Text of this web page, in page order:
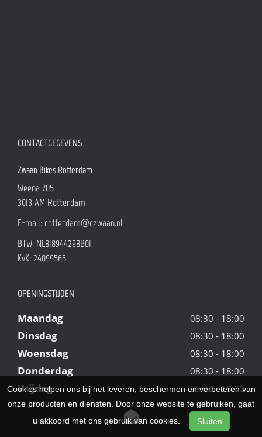
CONTACTGEGEVENS
Zwaan Bikes Rotterdam
Weena 705
3013 AM Rotterdam
E-mail: rotterdam@czwaan.nl
BTW: NL818944298B01
KvK: 24099565
OPENINGSTIJDEN
Maandag 08:30 - 18:00
Dinsdag 08:30 - 18:00
Woensdag 08:30 - 18:00
Donderdag 08:30 - 18:00
Vrijdag 08:30 - 18:00
Zaterdag 09:00 - 18:00
Zondag Gesloten
Cookies helpen ons bij het leveren, beschermen en verbeteren van
onze producten en diensten. Door onze website te gebruiken, gaat
u akkoord met ons gebruik van cookies.
Sluiten